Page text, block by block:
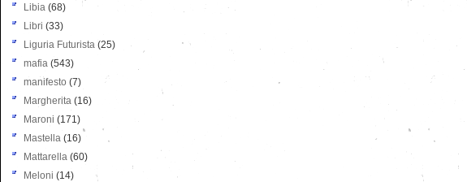
Libia (68)
Libri (33)
Liguria Futurista (25)
mafia (543)
manifesto (7)
Margherita (16)
Maroni (171)
Mastella (16)
Mattarella (60)
Meloni (14)